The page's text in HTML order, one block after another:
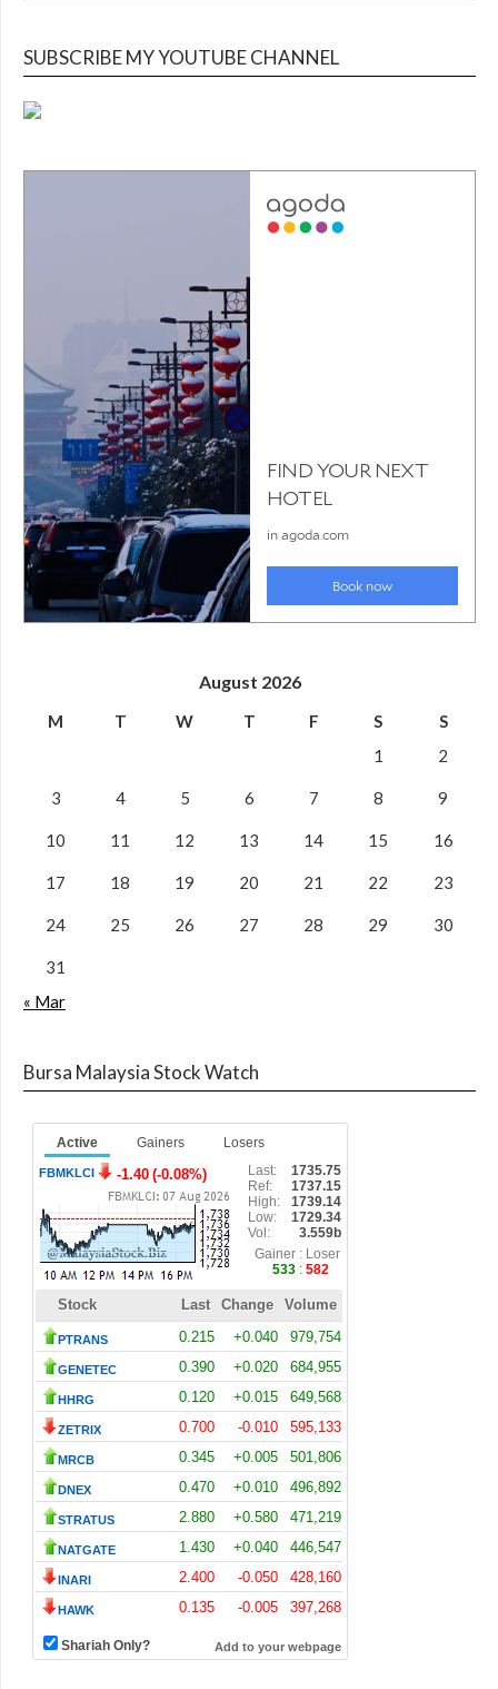
SUBSCRIBE MY YOUTUBE CHANNEL
August 2026
M T W T F S
S
1
2
3 4 5 6 7 8 9
10 11 12 13 14 15 16
17 18 19 20 21 22 23
24 25 26 27 28 29 30
31
« Mar
Bursa Malaysia Stock Watch